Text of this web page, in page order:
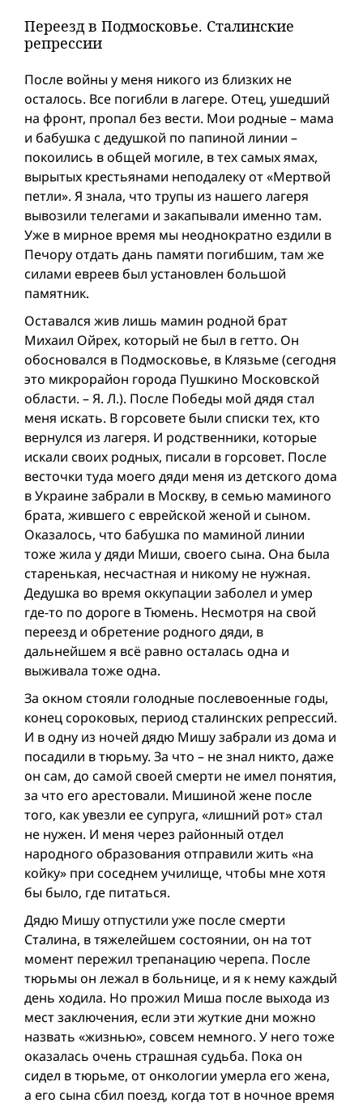
Переезд в Подмосковье. Сталинские
репрессии
После вой­ны у меня никого из близких не
осталось. Все погибли в лагере. Отец, ушедший
на фронт, пропал без вести. Мои родные – мама
и бабушка с дедушкой по папиной линии –
покоились в общей могиле, в тех самых ямах,
вырытых крестьянами неподалеку от «Мертвой
петли». Я знала, что трупы из нашего лагеря
вывозили телегами и закапывали именно там.
Уже в мирное время мы неоднократно ездили в
Печору отдать дань памяти погибшим, там же
силами евреев был установлен большой
памятник.
Оставался жив лишь мамин родной брат
Михаил Ойрех, который не был в гетто. Он
обосновался в Подмосковье, в Клязьме (сегодня
это микрорайон города Пушкино Московской
области. – Я. Л.). После Победы мой дядя стал
меня искать. В горсовете были списки тех, кто
вернулся из лагеря. И родственники, которые
искали своих родных, писали в горсовет. После
весточки туда моего дяди меня из детского дома
в Украине забрали в Москву, в семью маминого
брата, жившего с еврейской женой и сыном.
Оказалось, что бабушка по маминой линии
тоже жила у дяди Миши, своего сына. Она была
старенькая, несчастная и никому не нужная.
Дедушка во время оккупации заболел и умер
где-то по дороге в Тюмень. Несмотря на свой
переезд и обретение родного дяди, в
дальнейшем я всё равно осталась одна и
выживала тоже одна.
За окном стояли голодные послевоенные годы,
конец сороковых, период сталинских репрессий.
И в одну из ночей дядю Мишу забрали из дома и
посадили в тюрьму. За что – не знал никто, даже
он сам, до самой своей смерти не имел понятия,
за что его арестовали. Мишиной жене после
того, как увезли ее супруга, «лишний рот» стал
не нужен. И меня через районный отдел
народного образования отправили жить «на
койку» при соседнем училище, чтобы мне хотя
бы было, где питаться.
Дядю Мишу отпустили уже после смерти
Сталина, в тяжелейшем состоянии, он на тот
момент пережил трепанацию черепа. После
тюрьмы он лежал в больнице, и я к нему каждый
день ходила. Но прожил Миша после выхода из
мест заключения, если эти жуткие дни можно
назвать «жизнью», совсем немного. У него тоже
оказалась очень страшная судьба. Пока он
сидел в тюрьме, от онкологии умерла его жена,
а его сына сбил поезд, когда тот в ночное время